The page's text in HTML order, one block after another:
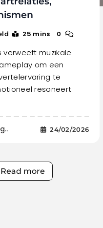
25 mins 0
verweeft muzikale
om een
te
resoneert
24/02/2026
Read more